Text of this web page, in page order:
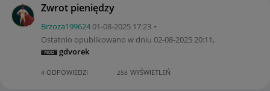
Zwrot pieniędzy
Brzoza199624‎01-08-2025 17:23
Ostatnio opublikowano w dniu ‎02-08-202520:11,
gdvorek
4 ODPOWIEDZI 258 WYŚWIETLEŃ